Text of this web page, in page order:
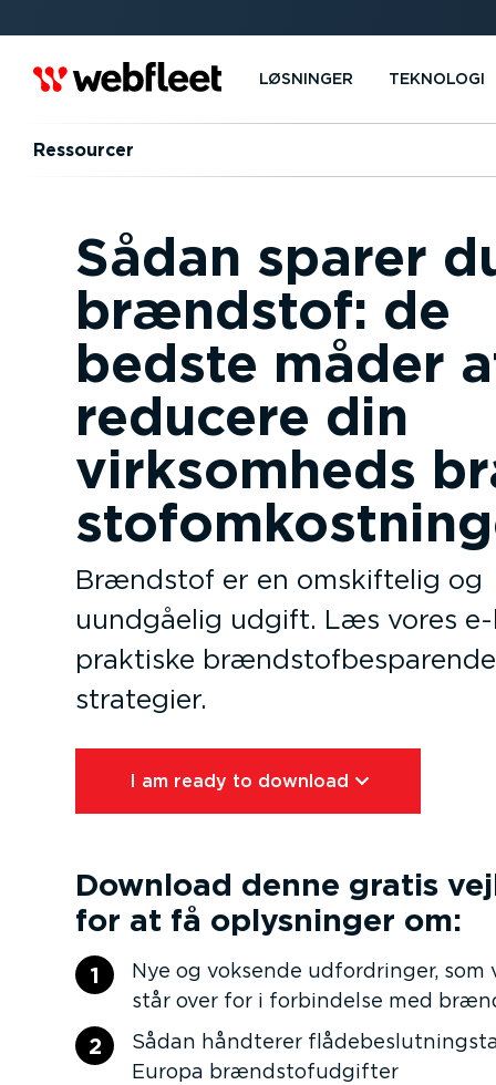
LØSNINGER TEKNOLOGI
Ressourcer
Sådan sparer
brændstof: de
bedste måder
reducere din
virksomheds
Brændstof er en omskiftelig og
uundgåelig udgift. Læs vores
praktiske brænd­stof­be­spa­rende
strategier.
I am ready to download⁠
Download denne gratis
for at få oplysninger om:
1
Nye og voksende udfor­dringer, som
står over for i forbindelse med
2
Sådan håndterer
Europa brænd­sto­fud­gifter